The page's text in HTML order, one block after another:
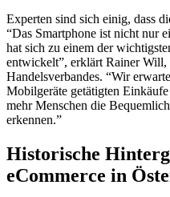
Experten sind sich einig, dass
“Das Smartphone ist nicht nur
hat sich zu einem der
entwickelt”, erklärt Rainer Will,
Handelsverbandes. “Wir
Mobilgeräte getätigten
mehr Menschen die
erkennen.”
Historische
eCommerce in